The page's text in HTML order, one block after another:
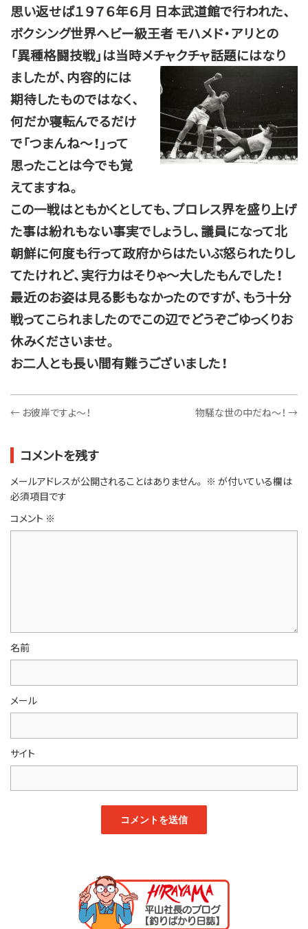
思い返せば１９７６年６月 日本武道館で行われた、
ボクシング世界ヘビー級王者 モハメド・アリとの
「異種格闘技戦」は当時メチャクチャ話題にはなり
ましたが、内容的には
期待したものではなく、
何だか寝転んでるだけ
で「つまんね～！」って
思ったことは今でも覚
えてますね。
この一戦はともかくとしても、プロレス界を盛り上げ
た事は紛れもない事実でしょうし、議員になって北
朝鮮に何度も行って政府からはたいぶ怒られたりし
てたけれど、実行力はそりゃ～大したもんでした！
最近のお姿は見る影もなかったのですが、もう十分
戦ってこられましたのでこの辺でどうぞごゆっくりお
休みくださいませ。
お二人とも長い間有難うございました！
← お彼岸ですよ～！ 物騒な世の中だね～！ →
コメントを残す
メールアドレスが公開されることはありません。 ※ が付いている欄は
必須項目です
コメント ※
名前
メール
サイト